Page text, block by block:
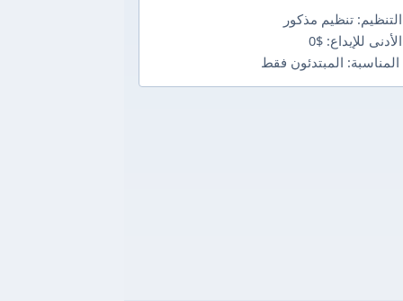
تنظيم مذكور
للإيداع: $0
المناسبة: المبتدئون فقط